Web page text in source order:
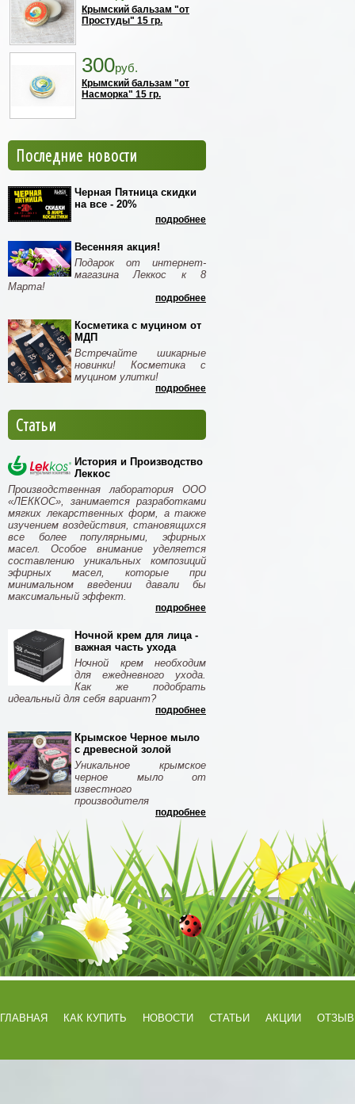
Крымский бальзам "от
Простуды" 15 гр.
300руб.
Крымский бальзам "от
Насморка" 15 гр.
Последние новости
Черная Пятница скидки
на все - 20%
подробнее
Весенняя акция!
Подарок от интернет-
магазина Леккос к 8
Марта!
подробнее
Косметика с муцином от
МДП
Встречайте шикарные
новинки! Косметика с
муцином улитки!
подробнее
Статьи
История и Производство
Леккос
Производственная лаборатория ООО
«ЛЕККОС», занимается разработками
мягких лекарственных форм, а также
изучением воздействия, становящихся
все более популярными, эфирных
масел. Особое внимание уделяется
составлению уникальных композиций
эфирных масел, которые при
минимальном введении давали бы
максимальный эффект.
подробнее
Ночной крем для лица -
важная часть ухода
Ночной крем необходим
для ежедневного ухода.
Как же подобрать
идеальный для себя вариант?
подробнее
Крымское Черное мыло
с древесной золой
Уникальное крымское
черное мыло от
известного
производителя
подробнее
ГЛАВНАЯ КАК КУПИТЬ НОВОСТИ СТАТЬИ АКЦИИ